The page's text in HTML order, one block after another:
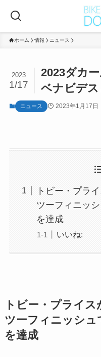
ホーム 情報 ニュース
2023ダカ
ベナビデ
2023
1/17
ニュース 2023年1月17日
トビー・プラ
ツーフィニッ
を達成
いいね:
トビー・プライ
ツーフィニッシュ
を達成